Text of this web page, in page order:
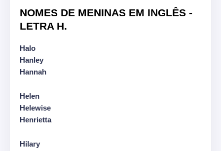
NOMES DE MENINAS EM INGLÊS -
LETRA H.
Halo
Hanley
Hannah
Helen
Helewise
Henrietta
Hilary